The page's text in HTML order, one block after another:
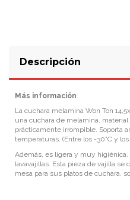
Descripción
Más información:
La cuchara melamina Won Ton
una cuchara de melamina,
prácticamente irrompible. Soporta
temperaturas. (Entre los -30°C y los
Además, es ligera y muy
lavavajillas. Esta pieza de vajilla
mesa para sus platos de cuchara,